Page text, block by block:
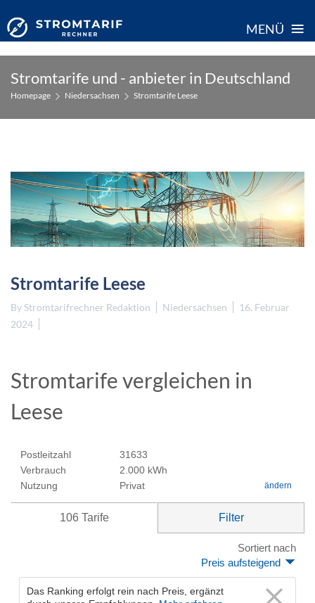
MENÜ ≡
content
Stromtarife und - anbieter in Deutschland
Homepage Niedersachsen Stromtarife Leese
Stromtarife Leese
By Stromtarifrechner Redaktion Niedersachsen
16. Februar
2024
Stromtarife vergleichen in
Leese